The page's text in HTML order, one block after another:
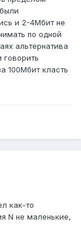
и 2-4Мбит не
по одной
альтернатива
100Мбит класть
как-то
N не маленькие,